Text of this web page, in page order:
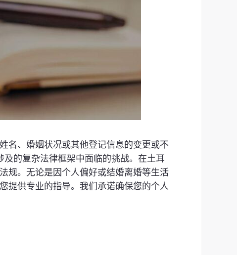
名、婚姻状况或其他登记信息的变更或不
的复杂法律框架中面临的挑战。在土耳
规。无论是因个人偏好或结婚离婚等生活
提供专业的指导。我们承诺确保您的个人